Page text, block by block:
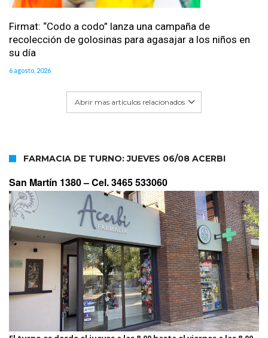
Firmat: “Codo a codo” lanza una campaña de
recolección de golosinas para agasajar a los niños en
su día
6 agosto, 2026
Abrir mas artículos relacionados
FARMACIA DE TURNO: JUEVES 06/08 ACERBI
San Martín 1380 –Cel. 3465 533060